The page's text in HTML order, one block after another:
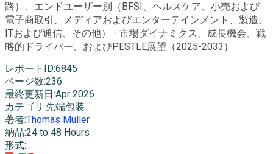
路）、エンドユーザー別（BFSI、ヘルスケア、小売および
電子商取引、メディアおよびエンターテインメント、製造、
ITおよび通信、その他） - 市場ダイナミクス、成長機会、戦
略的ドライバー、およびPESTLE展望（2025-2033）
レポートID:6845
ページ数:236
最終更新日 :Apr 2026
カテゴリ :先端包装
著者:Thomas Müller
納品:24 to 48 Hours
形式: